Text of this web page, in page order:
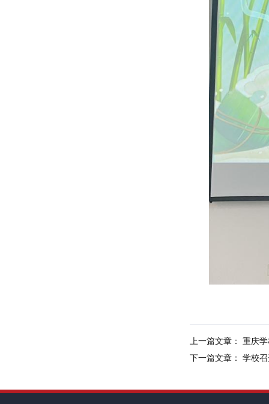
上一篇文章： 重庆
下一篇文章： 学校